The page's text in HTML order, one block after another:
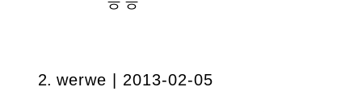
ㅎㅎ
werwe | 2013-02-05